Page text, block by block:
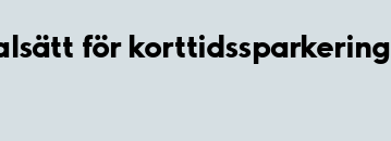
för korttidssparkering